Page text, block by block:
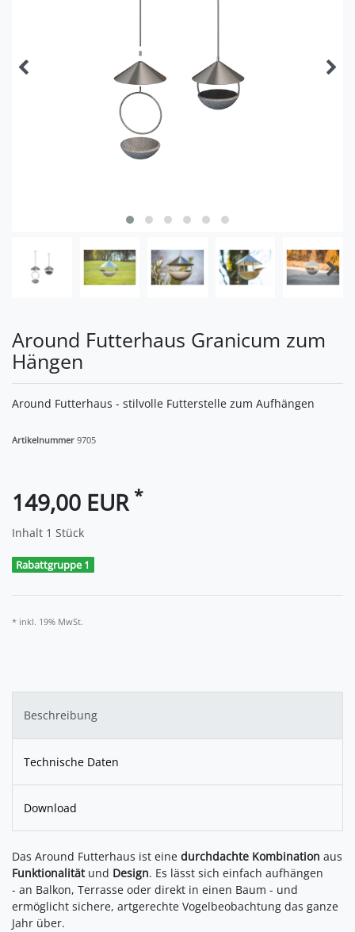
Around Futterhaus Granicum zum
Hängen
Around Futterhaus - stilvolle Futterstelle zum Aufhängen
Artikelnummer 9705
149,00 EUR *
Inhalt 1 Stück
Rabattgruppe 1
* inkl. 19% MwSt.
Beschreibung
Technische Daten
Download
Das Around Futterhaus ist eine durchdachte Kombination aus
Funktionalitätund Design. Es lässt sich einfach aufhängen
- an Balkon, Terrasse oder direkt in einen Baum - und
ermöglicht sichere, artgerechte Vogelbeobachtung das ganze
Jahr über.